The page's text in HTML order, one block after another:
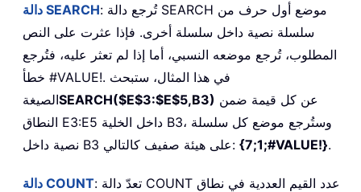
دالة SEARCH: تُرجع دالة SEARCH موضع أول حرف من
سلسلة نصية داخل سلسلة أخرى. فإذا عثرت على النص
المطلوب، تُرجع موضعه النسبي، أما إذا لم تعثر عليه، فتُرجع
خطأ #VALUE!. في هذا المثال، ستبحث
الصيغةSEARCH($E$3:$E$5,B3)
النطاق E3:E5 داخل الخلية B3، وستُرجع موضع كل سلسلة
نصية داخل B3 على هيئة صفيف كالتالي:
{1;7;#VALUE!}.
دالة COUNT: تعدّ دالة COUNT عدد القيم العددية في نطاق